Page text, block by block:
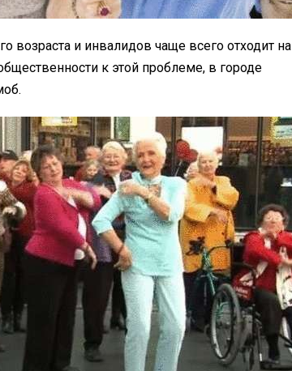
возраста и инвалидов чаще всего отходит на
к этой проблеме, в городе